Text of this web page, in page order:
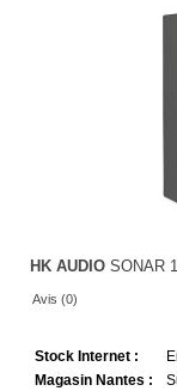
HK AUDIO SONAR
Avis (0)
Stock Internet :
Magasin Nantes :